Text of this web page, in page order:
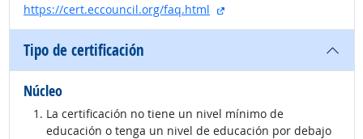
https://cert.eccouncil.org/faq.html sitio externo
Tipo de certificación
Núcleo
La certificación no tiene un nivel mínimo de
educación o tenga un nivel de educación por debajo